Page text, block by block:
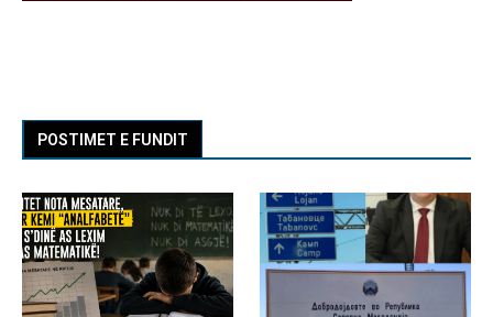
POSTIMET E FUNDIT